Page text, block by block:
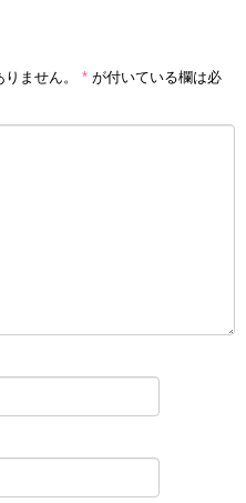
ません。 * が付いている欄は必